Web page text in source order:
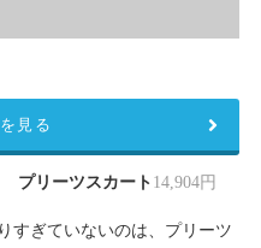
プリーツスカート 14,904円
すぎていないのは、プリーツ
見る